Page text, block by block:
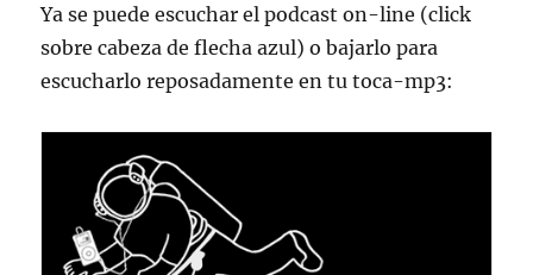
22:00
hrs
102.5fm.
Ya se puede escuchar el podcast on-line (click
sobre cabeza de flecha azul) o bajarlo para
escucharlo reposadamente en tu toca-mp3: